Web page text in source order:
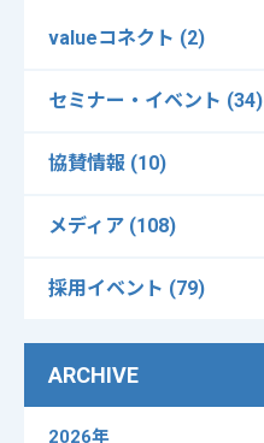
valueコネクト (2)
セミナー・イベント (34)
協賛情報 (10)
メディア (108)
採用イベント (79)
ARCHIVE
2026年